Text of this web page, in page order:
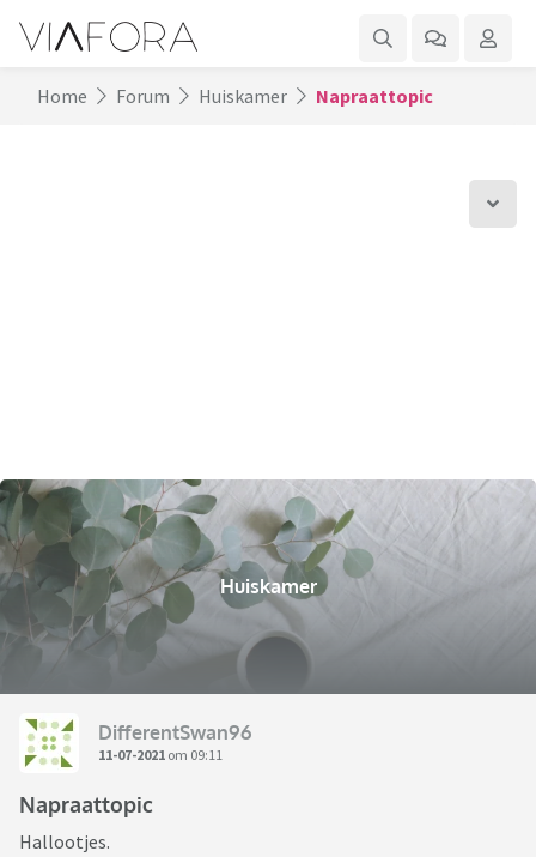
Home Forum Huiskamer Napraattopic
Huiskamer
DifferentSwan96
11-07-2021 om 09:11
Napraattopic
Hallootjes.